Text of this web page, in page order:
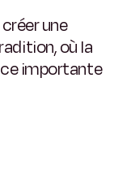
une
où la
importante